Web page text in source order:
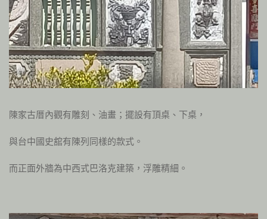
陳家古厝內觀有雕刻、油畫；擺設有頂桌、下桌，
與台中國史舘有陳列同樣的款式。
而正面外牆為中西式巴洛克建築，浮雕精細。